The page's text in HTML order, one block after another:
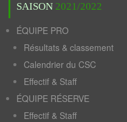
SAISON 2021/2022
ÉQUIPE PRO
Résultats & classement
Calendrier du CSC
Effectif & Staff
ÉQUIPE RÉSERVE
Effectif & Staff